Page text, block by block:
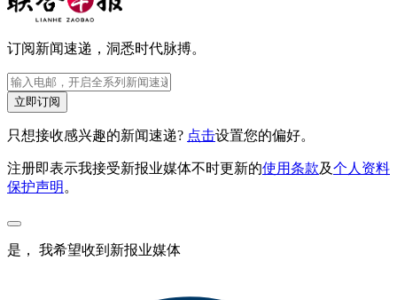
订阅新闻速递，洞悉时代脉搏。
立即订阅
只想接收感兴趣的新闻速递? 点击设置您的偏好。
注册即表示我接受新报业媒体不时更新的使用条款及个人资料
保护声明 。
是， 我希望收到新报业媒体